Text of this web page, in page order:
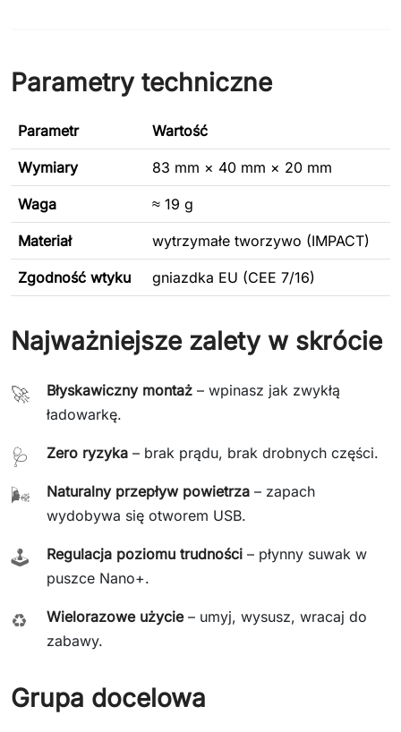
Parametry techniczne
Parametr Wartość
Wymiary 83 mm × 40 mm × 20 mm
Waga ≈ 19 g
Materiał wytrzymałe tworzywo (IMPACT)
Zgodność wtyku gniazdka EU (CEE 7/16)
Najważniejsze zalety w skrócie
🚀 Błyskawiczny montaż – wpinasz jak zwykłą
ładowarkę.
🩺 Zero ryzyka – brak prądu, brak drobnych części.
🌬️ Naturalny przepływ powietrza – zapach
wydobywa się otworem USB.
🕹️ Regulacja poziomu trudności – płynny suwak w
puszce Nano+.
♻️ Wielorazowe użycie– umyj, wysusz, wracaj do
zabawy.
Grupa docelowa